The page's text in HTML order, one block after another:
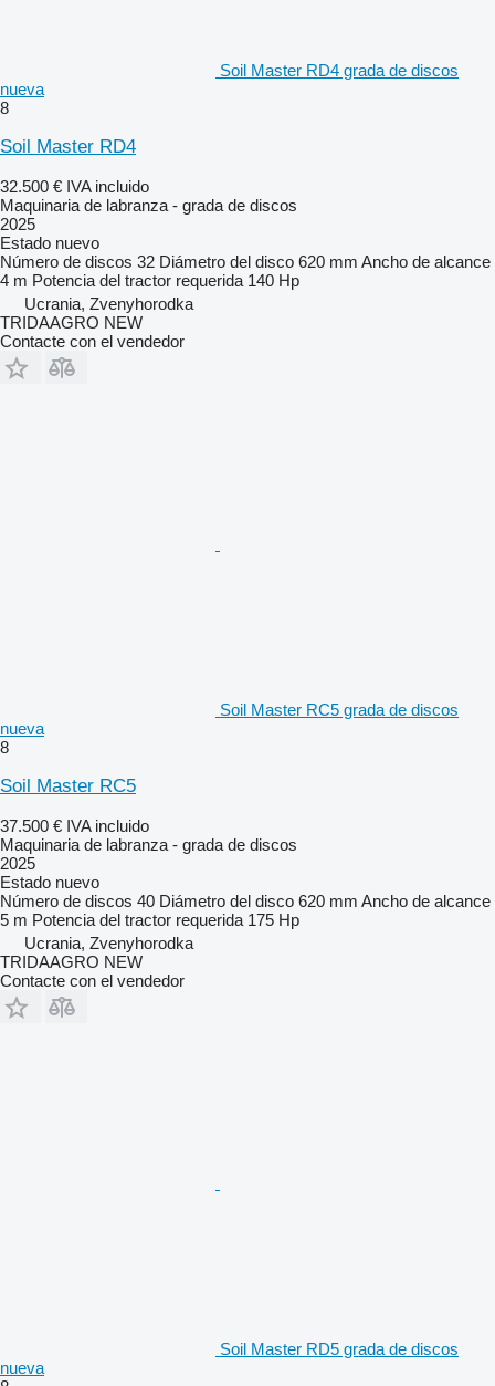
Soil Master RD4 grada de discos
nueva
8
Soil Master RD4
32.500 € IVA incluido
Maquinaria de labranza - grada de discos
2025
Estado nuevo
Número de discos 32 Diámetro del disco 620 mm Ancho de alcance
4 m Potencia del tractor requerida 140 Hp
Ucrania, Zvenyhorodka
TRIDAAGRO NEW
Contacte con el vendedor
Soil Master RC5 grada de discos
nueva
8
Soil Master RC5
37.500 € IVA incluido
Maquinaria de labranza - grada de discos
2025
Estado nuevo
Número de discos 40 Diámetro del disco 620 mm Ancho de alcance
5 m Potencia del tractor requerida 175 Hp
Ucrania, Zvenyhorodka
TRIDAAGRO NEW
Contacte con el vendedor
Soil Master RD5 grada de discos
nueva